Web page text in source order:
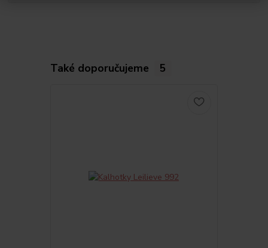
Také doporučujeme 5